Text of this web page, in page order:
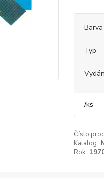
Barva
Typ
/ks
Číslo
Katalog:
Rok: